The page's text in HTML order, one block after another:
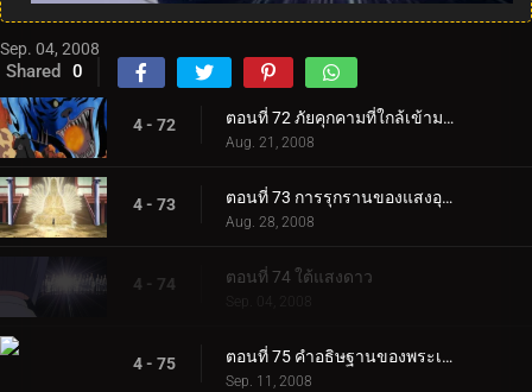
Sep. 04, 2008
Shared 0
4 - 72 ตอนที่ 72 ภัยคุกคามที่ใกล้เข้ามาอย่างเงียบ ๆ
Aug. 21, 2008
4 - 73 ตอนที่ 73 การรุกรานของแสงอุษา
Aug. 28, 2008
4 - 74 ตอนที่ 74 ใต้แสงดาว
Sep. 04, 2008
4 - 75 ตอนที่ 75 คำอธิษฐานของพระเฒ่า
Sep. 11, 2008